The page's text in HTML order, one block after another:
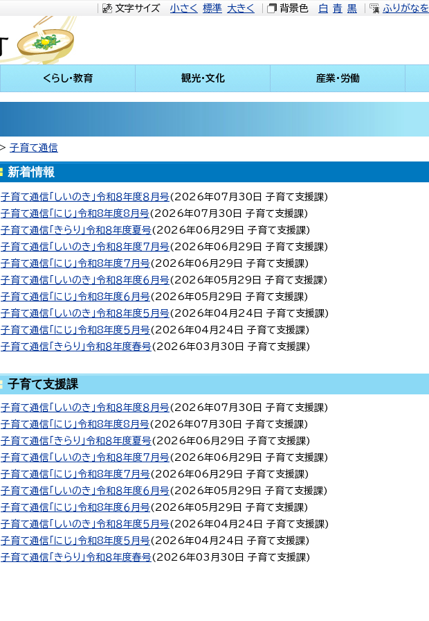
文字サイズ 小さく 標準 大きく 背景色 白 青 黒 ふりがな
川町
くらし・教育 観光・文化 産業・労働
子育て通信
新着情報
子育て通信「しいのき」令和８年度８月号( 2026年07月30日 子育て支援課)
子育て通信「にじ」令和8年度8月号( 2026年07月30日 子育て支援課)
子育て通信「きらり」令和８年度夏号( 2026年06月29日 子育て支援課)
子育て通信「しいのき」令和８年度７月号( 2026年06月29日 子育て支援課)
子育て通信「にじ」令和8年度７月号( 2026年06月29日 子育て支援課)
子育て通信「しいのき」令和８年度６月号( 2026年05月29日 子育て支援課)
子育て通信「にじ」令和8年度６月号( 2026年05月29日 子育て支援課)
子育て通信「しいのき」令和８年度５月号( 2026年04月24日 子育て支援課)
子育て通信「にじ」令和8年度５月号( 2026年04月24日 子育て支援課)
子育て通信「きらり」令和８年度春号( 2026年03月30日 子育て支援課)
子育て支援課
子育て通信「しいのき」令和８年度８月号( 2026年07月30日 子育て支援課)
子育て通信「にじ」令和8年度8月号( 2026年07月30日 子育て支援課)
子育て通信「きらり」令和８年度夏号( 2026年06月29日 子育て支援課)
子育て通信「しいのき」令和８年度７月号( 2026年06月29日 子育て支援課)
子育て通信「にじ」令和8年度７月号( 2026年06月29日 子育て支援課)
子育て通信「しいのき」令和８年度６月号( 2026年05月29日 子育て支援課)
子育て通信「にじ」令和8年度６月号( 2026年05月29日 子育て支援課)
子育て通信「しいのき」令和８年度５月号( 2026年04月24日 子育て支援課)
子育て通信「にじ」令和8年度５月号( 2026年04月24日 子育て支援課)
子育て通信「きらり」令和８年度春号( 2026年03月30日 子育て支援課)